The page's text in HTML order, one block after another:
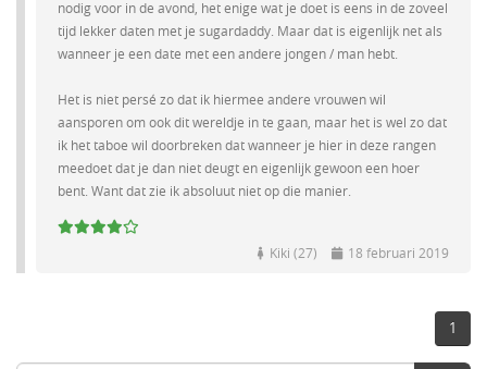
nodig voor in de avond, het enige wat je doet is eens in de zoveel
tijd lekker daten met je sugardaddy. Maar dat is eigenlijk net als
wanneer je een date met een andere jongen / man hebt.
Het is niet persé zo dat ik hiermee andere vrouwen wil
aansporen om ook dit wereldje in te gaan, maar het is wel zo dat
ik het taboe wil doorbreken dat wanneer je hier in deze rangen
meedoet dat je dan niet deugt en eigenlijk gewoon een hoer
bent. Want dat zie ik absoluut niet op die manier.
Kiki (27) 18 februari 2019
1